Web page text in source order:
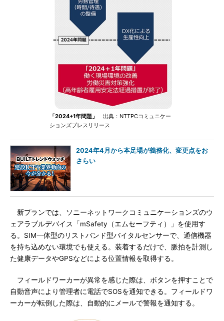
「2024+1年問題」
出典：NTTPCコミュニケー
ションズプレスリリース
2024年4月から本足場が義務化、変更点をお
さらい
新プランでは、ソニーネットワークコミュニケーションズのウ
ェアラブルデバイス「mSafety（エムセーフティ）」を使用す
る。SIM一体型のリストバンド型バイタルセンサーで、通信機器
を持ち込めない環境でも使える。装着するだけで、脈拍を計測し
た健康データやGPSなどによる位置情報を取得する。
フィールドワーカーが異常を感じた際は、ボタンを押すことで
自動音声により管理者に電話でSOSを通知できる。フィールドワ
ーカーが転倒した際は、自動的にメールで警報を通知する。